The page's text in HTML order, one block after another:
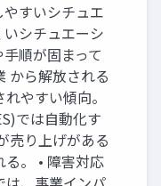
やすいシチュエ
シチュエーシ
順が固まって
から解放される
やすい傾向。
では自動化す
売り上げがある
。 • 障害対応